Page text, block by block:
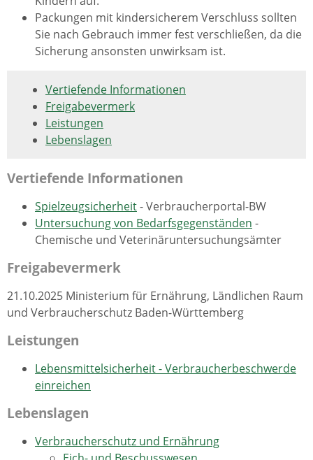
Packungen mit kindersicherem Verschluss sollten
Sie nach Gebrauch immer fest verschließen, da die
Sicherung ansonsten unwirksam ist.
Vertiefende Informationen
Freigabevermerk
Leistungen
Lebenslagen
Vertiefende Informationen
Spielzeugsicherheit- Verbraucherportal-BW
Untersuchung von Bedarfsgegenständen -
Chemische und Veterinäruntersuchungsämter
Freigabevermerk
21.10.2025 Ministerium für Ernährung, Ländlichen Raum
und Verbraucherschutz Baden-Württemberg
Leistungen
Lebensmittelsicherheit - Verbraucherbeschwerde
einreichen
Lebenslagen
Verbraucherschutz und Ernährung